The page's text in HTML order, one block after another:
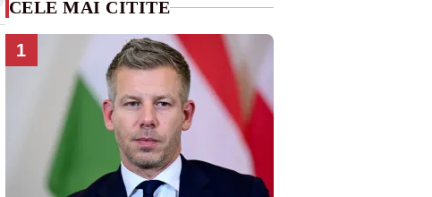
CELE MAI CITITE
1